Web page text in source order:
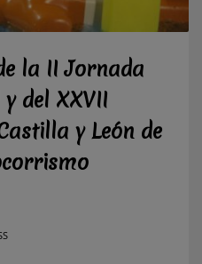
la II Jornada
del XXVII
y León de